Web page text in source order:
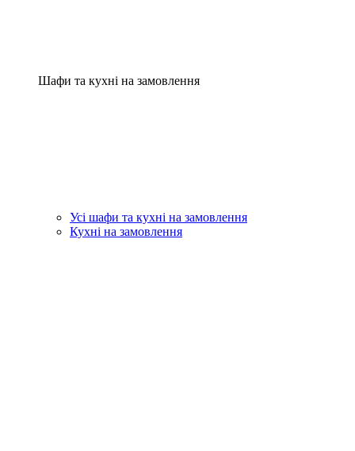
Шафи та кухні на замовлення
Усі шафи та кухні на замовлення
Кухні на замовлення